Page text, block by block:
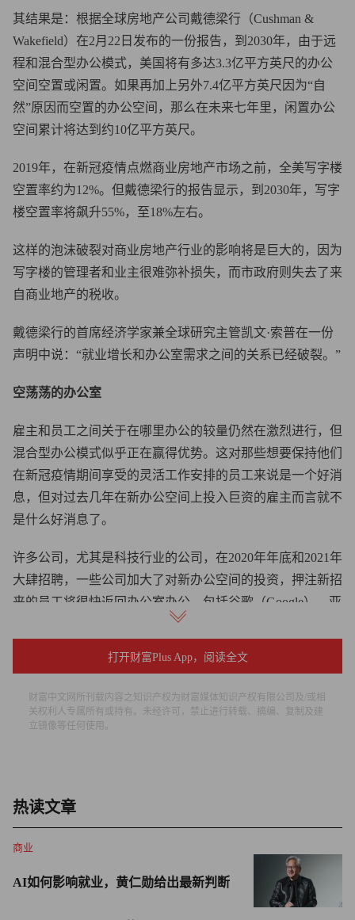
其结果是：根据全球房地产公司戴德梁行（Cushman &
Wakefield）在2月22日发布的一份报告，到2030年，由于远
程和混合型办公模式，美国将有多达3.3亿平方英尺的办公
空间空置或闲置。如果再加上另外7.4亿平方英尺因为“自
然”原因而空置的办公空间，那么在未来七年里，闲置办公
空间累计将达到约10亿平方英尺。
2019年，在新冠疫情点燃商业房地产市场之前，全美写字楼
空置率约为12%。但戴德梁行的报告显示，到2030年，写字
楼空置率将飙升55%，至18%左右。
这样的泡沫破裂对商业房地产行业的影响将是巨大的，因为
写字楼的管理者和业主很难弥补损失，而市政府则失去了来
自商业地产的税收。
戴德梁行的首席经济学家兼全球研究主管凯文·索普在一份
声明中说：“就业增长和办公室需求之间的关系已经破裂。”
空荡荡的办公室
雇主和员工之间关于在哪里办公的较量仍然在激烈进行，但
混合型办公模式似乎正在赢得优势。这对那些想要保持他们
在新冠疫情期间享受的灵活工作安排的员工来说是一个好消
息，但对过去几年在新办公空间上投入巨资的雇主而言就不
是什么好消息了。
许多公司，尤其是科技行业的公司，在2020年年底和2021年
大肆招聘，一些公司加大了对新办公空间的投资，押注新招
来的员工将很快返回办公室办公。包括谷歌（Google）、亚
马逊（Amazon）和Facebook母公司Meta在内的公司，先是
广泛采用远程办公模式的公司之一，但苹果（Apple）和微
软（Microsoft）等公司也是最早要求员工返回办公室办公的
益惨淡的经济环境，迫使该行业在2022年进行了重新评估，
许多公司被迫出售了大部分新收购的办公空间。包括赛富时
（Salesforce）和Meta在内的许多公司在最近几个月宣布了
计划，除了裁员数千人之外，还将在全球范围内出售办公空
间。
打开财富Plus App，阅读全文
财富中文网所刊载内容之知识产权为财富媒体知识产权有限公司及/或相
关权利人专属所有或持有。未经许可，禁止进行转载、摘编、复制及建
立镜像等任何使用。
热读文章
商业
AI如何影响就业，黄仁勋给出最新判断